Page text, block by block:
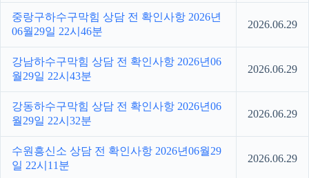
중랑구하수구막힘 상담 전 확인사항 2026년
06월29일 22시46분
2026.06.29
강남하수구막힘 상담 전 확인사항 2026년06
월29일 22시43분
2026.06.29
강동하수구막힘 상담 전 확인사항 2026년06
월29일 22시32분
2026.06.29
수원흥신소 상담 전 확인사항 2026년06월29
일 22시11분
2026.06.29